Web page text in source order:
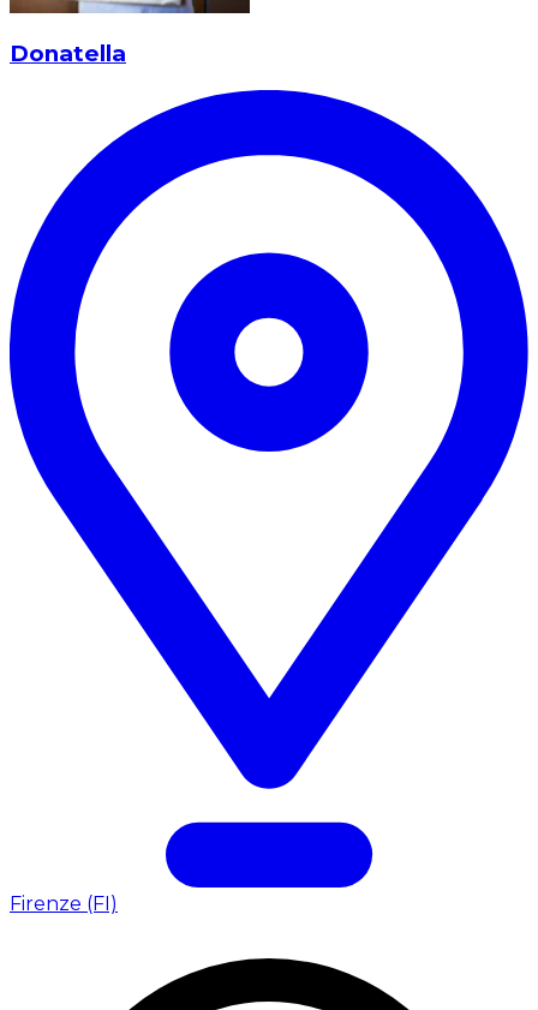
Donatella
Firenze (FI)